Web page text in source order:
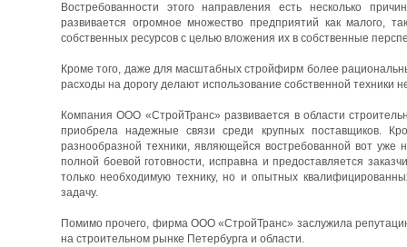
Востребованности этого направления есть несколько
развивается огромное множество предприятий как малого,
собственных ресурсов с целью вложения их в собственные
Кроме того, даже для масштабных стройфирм более
расходы на дорогу делают использование собственной техники
Компания ООО «СтройТранс» развивается в области
приобрела надежные связи среди крупных поставщиков.
разнообразной техники, являющейся востребованной вот уже
полной боевой готовности, исправна и предоставляется
только необходимую технику, но и опытных
задачу.
Помимо прочего, фирма ООО «СтройТранс» заслужила
на строительном рынке Петербурга и области.